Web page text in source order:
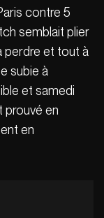
contre 5
semblait plier
perdre et tout à
subie à
et samedi
prouvé en
en